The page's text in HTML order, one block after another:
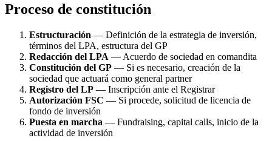
Proceso de constitución
Estructuración — Definición de la estrategia de inversión,
términos del LPA, estructura del GP
Redacción del LPA — Acuerdo de sociedad en comandita
Constitución del GP — Si es necesario, creación de la
sociedad que actuará como general partner
Registro del LP — Inscripción ante el Registrar
Autorización FSC — Si procede, solicitud de licencia de
fondo de inversión
Puesta en marcha — Fundraising, capital calls, inicio de la
actividad de inversión